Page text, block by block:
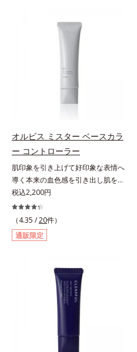
ラーでのびがよく、凹凸のある目元
や口元、シミやくすみの気になる頬
にもピタッと密着。薄づきなのにカ
バー力が高く、幅広く活躍します。
くすみに働きかける成分に2種のヒ
アルロン酸を配合した肌にやさしい
処方で、うるおうハリ肌へと整えま
オルビス ミスター ベースカラ
ー コントローラー
肌印象を引き上げて好印象な表情へ
導く本来の血色感を引き出し肌を均
一に整えるベースカラー。スキンケ
ア感覚で絶好調な肌へ整えるベース
コントロールカラーです。肌トラブ
ルを“覆い隠す”のではなく、“光で整
える”オレンジフィルター理論に着
ヒゲ、毛穴の影などの「青」を引い
て、血色のよいイキイキとした印象
の「赤」を肌にプラス。毛穴のデコ
ボコやザラつき、肌色のムラを光で
整え、肌本来の魅力を引き出し、印
男性の肌色に合わせた色設計で、ど
税込2,200円
（4.35 /20件）
通販限定